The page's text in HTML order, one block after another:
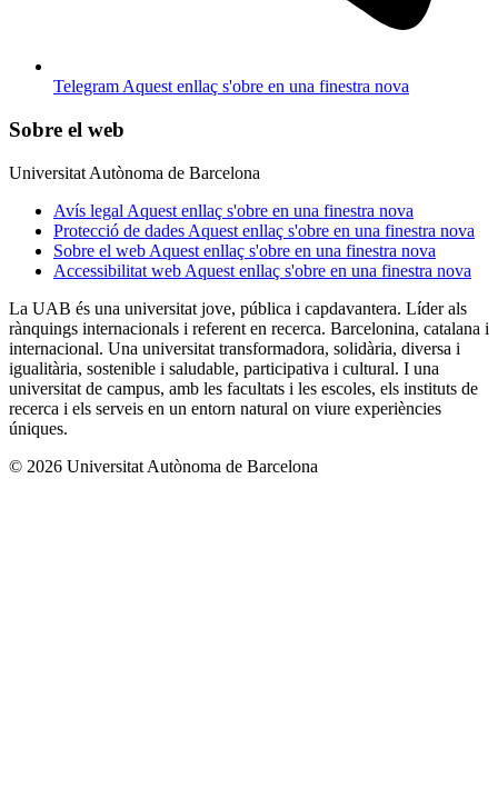
Telegram Aquest enllaç s'obre en una finestra nova
Sobre el web
Universitat Autònoma de Barcelona
Avís legal Aquest enllaç s'obre en una finestra nova
Protecció de dades Aquest enllaç s'obre en una finestra nova
Sobre el web Aquest enllaç s'obre en una finestra nova
Accessibilitat web Aquest enllaç s'obre en una finestra nova
La UAB és una universitat jove, pública i capdavantera. Líder als
rànquings internacionals i referent en recerca. Barcelonina, catalana i
internacional. Una universitat transformadora, solidària, diversa i
igualitària, sostenible i saludable, participativa i cultural. I una
universitat de campus, amb les facultats i les escoles, els instituts de
recerca i els serveis en un entorn natural on viure experiències
úniques.
© 2026 Universitat Autònoma de Barcelona